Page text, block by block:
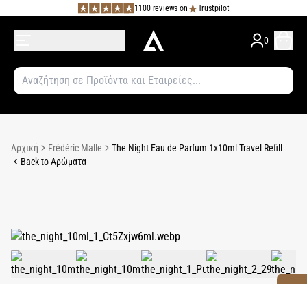
1100 reviews on Trustpilot
0
Αρχική Frédéric Malle
The Night Eau de Parfum 1x10ml Travel Refill
Back to Αρώματα